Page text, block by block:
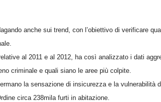
anche sui trend, con l’obiettivo di verificare
al 2011 e al 2012, ha così analizzato i dati
criminale e quali siano le aree più colpite.
la sensazione di insicurezza e la vulnerabilità
circa 238mila furti in abitazione.